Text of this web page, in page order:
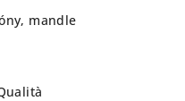
mandle